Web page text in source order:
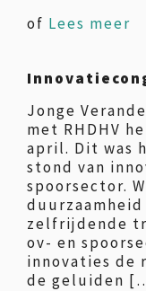
of Lees meer
Jonge
met RHDHV
april. Dit was
stond van
spoorsector.
zelfrijdende
ov- en
innovaties de
de geluiden